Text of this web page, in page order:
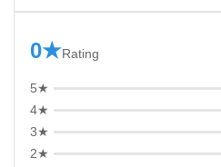
0★Rating
5★
4★
3★
2★